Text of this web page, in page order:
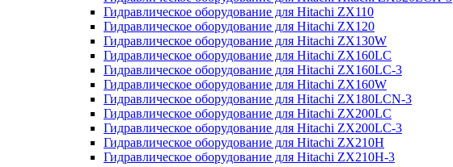
Гидравлическое оборудование для Hitachi ZX110
Гидравлическое оборудование для Hitachi ZX120
Гидравлическое оборудование для Hitachi ZX130W
Гидравлическое оборудование для Hitachi ZX160LC
Гидравлическое оборудование для Hitachi ZX160LC-3
Гидравлическое оборудование для Hitachi ZX160W
Гидравлическое оборудование для Hitachi ZX180LCN-3
Гидравлическое оборудование для Hitachi ZX200LC
Гидравлическое оборудование для Hitachi ZX200LC-3
Гидравлическое оборудование для Hitachi ZX210H
Гидравлическое оборудование для Hitachi ZX210H-3